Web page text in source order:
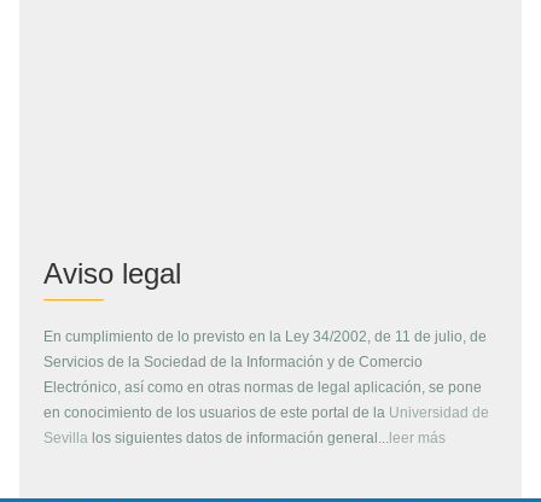
Aviso legal
En cumplimiento de lo previsto en la Ley 34/2002, de 11 de julio, de
Servicios de la Sociedad de la Información y de Comercio
Electrónico, así como en otras normas de legal aplicación, se pone
en conocimiento de los usuarios de este portal de la Universidad de
Sevilla los siguientes datos de información general... leer más